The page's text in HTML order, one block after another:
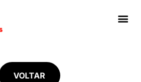
VOLTAR